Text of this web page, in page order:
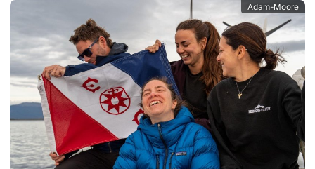
Adam-Moore